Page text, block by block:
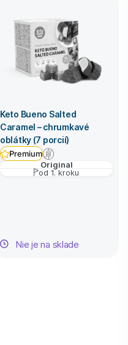
Keto Bueno Salted
Caramel – chrumkavé
oblátky (7 porcií)
Premium
Original
od 1. kroku
Nie je na sklade